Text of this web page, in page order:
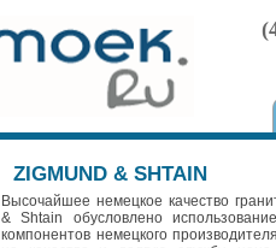
ZIGMUND & SHTAIN
Высочайшее немецкое качество
& Shtain обусловлено
компонентов немецкого